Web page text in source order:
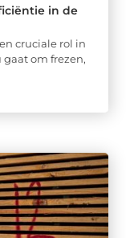
in de
cruciale rol in
om frezen,